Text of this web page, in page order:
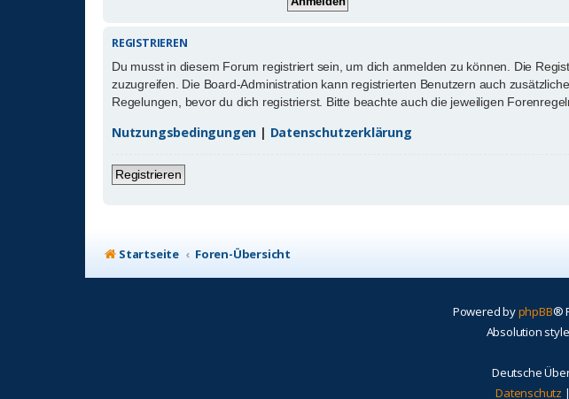
REGISTRIEREN
Du musst in diesem Forum registriert sein, um dich anmelden zu können. Die
zuzugreifen. Die Board-Administration kann registrierten Benutzern auch
Regelungen, bevor du dich registrierst. Bitte beachte auch die jeweiligen
Nutzungsbedingungen | Datenschutzerklärung
Registrieren
Startseite Foren-Übersicht
Powered byphpBB®
Absolution
Deutsche
Datenschutz |